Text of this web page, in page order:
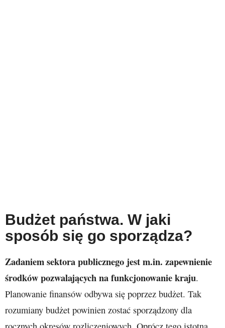
Budżet państwa. W jaki
sposób się go sporządza?
Zadaniem sektora publicznego jest m.in. zapewnienie
środków pozwalających na funkcjonowanie kraju.
Planowanie finansów odbywa się poprzez budżet. Tak
rozumiany budżet powinien zostać sporządzony dla